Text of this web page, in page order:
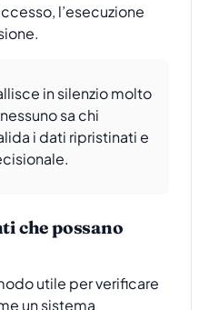
l’esecuzione
in silenzio molto
sa chi
i dati ripristinati e
che possano
utile per verificare
un sistema